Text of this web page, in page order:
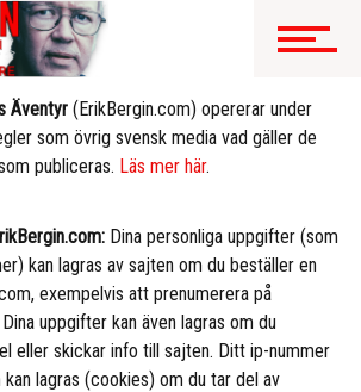
Äventyr (ErikBergin.com) opererar under
som övrig svensk media vad gäller de
publiceras. Läs mer här.
Dina personliga uppgifter (som
kan lagras av sajten om du beställer en
exempelvis att prenumerera på
uppgifter kan även lagras om du
eller skickar info till sajten. Ditt ip-nummer
kan lagras (cookies) om du tar del av